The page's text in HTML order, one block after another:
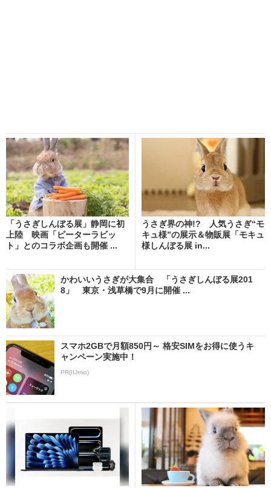
「うさぎしんぼる展」静岡に初
上陸 映画「ピーターラビッ
ト」とのコラボ企画も開催 ...
うさぎ界の神!? 人気うさぎ“モ
キュ様”の展示＆物販展「モキュ
様しんぼる展 in...
かわいいうさぎが大集合 「うさぎしんぼる展201
8」 東京・浅草橋で9月に開催 ...
スマホ2GBで月額850円～ 格安SIMをお得に使うキ
ャンペーン実施中！
PR(IIJmio)